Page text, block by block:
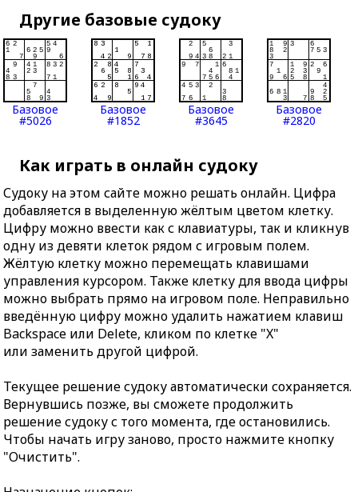
Другие базовые судоку
Базовое
#5026
Базовое
#1852
Базовое
#3645
Базовое
#2820
Как играть в онлайн судоку
Судоку на этом сайте можно решать онлайн. Цифра
добавляется в выделенную жёлтым цветом клетку.
Цифру можно ввести как с клавиатуры, так и кликнув
одну из девяти клеток рядом с игровым полем.
Жёлтую клетку можно перемещать клавишами
управления курсором. Также клетку для ввода цифры
можно выбрать прямо на игровом поле. Неправильно
введённую цифру можно удалить нажатием клавиш
Backspace или Delete, кликом по клетке "X"
или заменить другой цифрой.
Текущее решение судоку автоматически сохраняется.
Вернувшись позже, вы сможете продолжить
решение судоку с того момента, где остановились.
Чтобы начать игру заново, просто нажмите кнопку
"Очистить".